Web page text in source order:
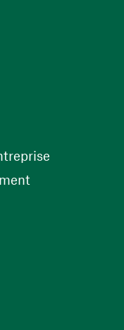
une nouvelle
nouvelle fenêtre)
une nouvelle
fenêtre)
fenêtre)